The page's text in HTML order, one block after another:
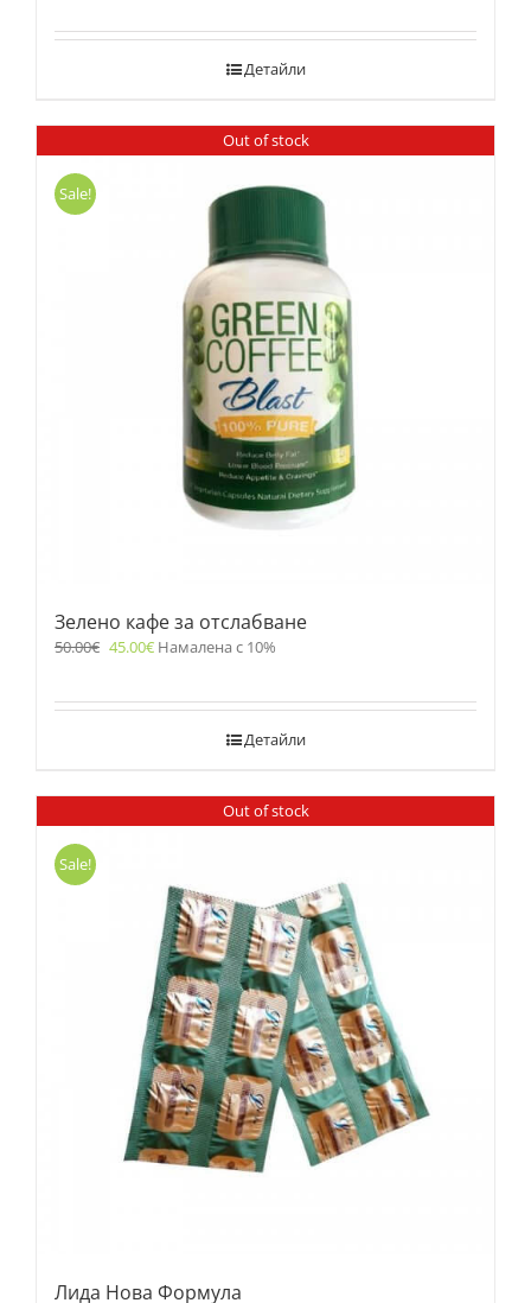
Детайли
Out of stock
Sale!
Зелено кафе за отслабване
50.00€ 45.00€ Намалена с 10%
Детайли
Out of stock
Sale!
Лида Нова Формула